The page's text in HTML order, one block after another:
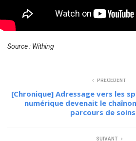
Source : Withing
PRÉCÉDENT
[Chronique] Adressage vers les
numérique devenait le
parcours de soins
SUIVANT